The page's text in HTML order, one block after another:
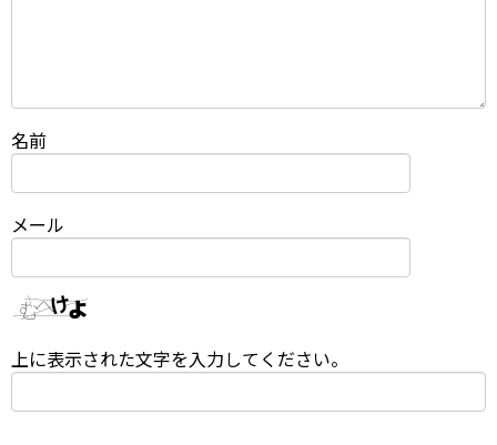
名前
メール
上に表示された文字を入力してください。